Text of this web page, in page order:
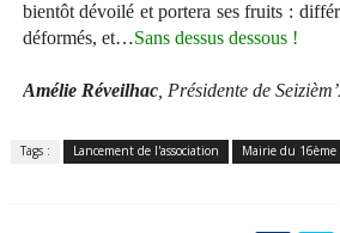
bientôt dévoilé et portera ses fruits :
déformés, et…Sans dessus dessous !
Amélie Réveilhac, Présidente de
Tags : Lancement de l'association Mairie du 16ème